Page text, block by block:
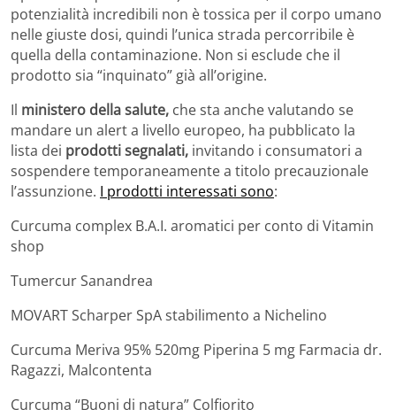
potenzialità incredibili non è tossica per il corpo umano
nelle giuste dosi, quindi l’unica strada percorribile è
quella della contaminazione. Non si esclude che il
prodotto sia “inquinato” già all’origine.
Il ministero della salute, che sta anche valutando se
mandare un alert a livello europeo, ha pubblicato la
lista dei prodotti segnalati, invitando i consumatori a
sospendere temporaneamente a titolo precauzionale
l’assunzione. I prodotti interessati sono:
Curcuma complex B.A.I. aromatici per conto di Vitamin
shop
Tumercur Sanandrea
MOVART Scharper SpA stabilimento a Nichelino
Curcuma Meriva 95% 520mg Piperina 5 mg Farmacia dr.
Ragazzi, Malcontenta
Curcuma “Buoni di natura” Colfiorito